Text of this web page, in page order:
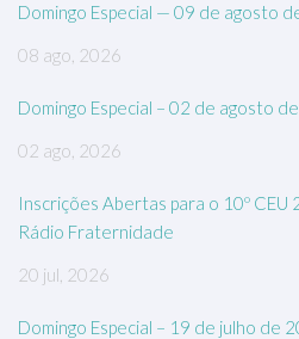
Domingo Especial — 09 de agosto
08 ago, 2026
Domingo Especial – 02 de agosto
02 ago, 2026
Inscrições Abertas para o 10º CEU
Rádio Fraternidade
20 jul, 2026
Domingo Especial – 19 de julho de